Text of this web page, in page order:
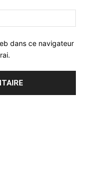
dans ce navigateur